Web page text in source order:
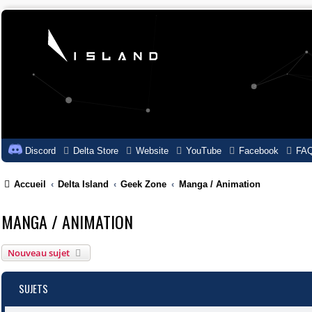
Discord Delta Store Website YouTube Facebook
Accueil Delta Island Geek Zone Manga / Animation
MANGA / ANIMATION
Nouveau sujet
SUJETS